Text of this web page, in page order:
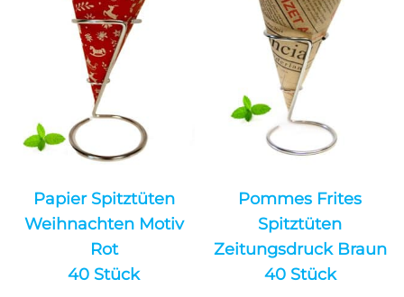
Papier Spitztüten
Weihnachten Motiv
Rot
40 Stück
Pommes Frites
Spitztüten
Zeitungsdruck Braun
40 Stück